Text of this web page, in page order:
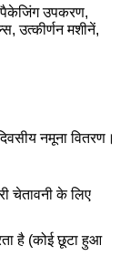
पैकेजिंग उपकरण,
उत्कीर्णन मशीनें,
नमूना वितरण।
चेतावनी के लिए
है (कोई छूटा हुआ